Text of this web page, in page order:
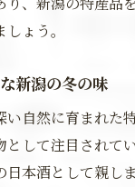
ょう。
新潟の冬の味
自然に育まれた
として注目されて
日本酒として親し